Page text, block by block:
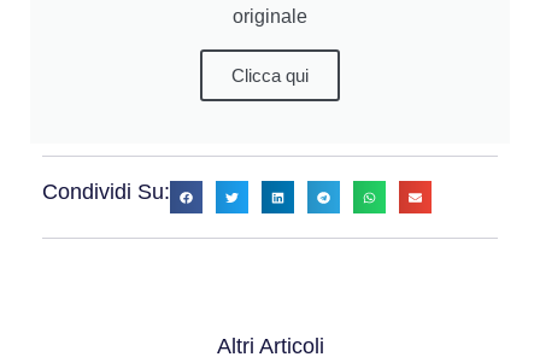
originale
Clicca qui
Condividi Su:
Altri Articoli